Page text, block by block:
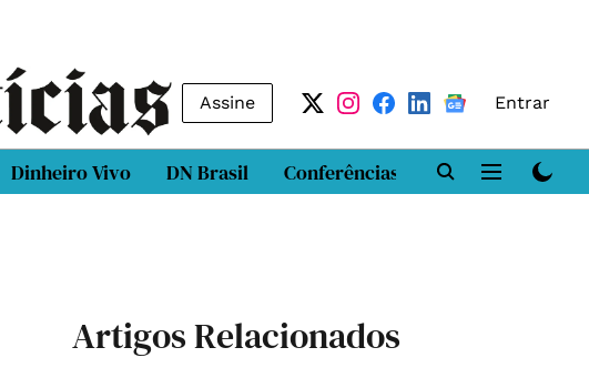
Assine Entrar
Dinheiro Vivo DN Brasil Conferências DN LAB
Artigos Relacionados